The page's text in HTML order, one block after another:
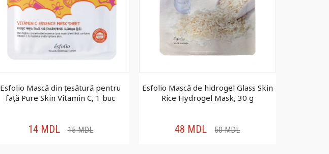
Esfolio Mască din țesătură pentru
față Pure Skin Vitamin C, 1 buc
14MDL 15MDL
Esfolio Mască de hidrogel Glass Skin
Rice Hydrogel Mask, 30 g
48 MDL 50MDL